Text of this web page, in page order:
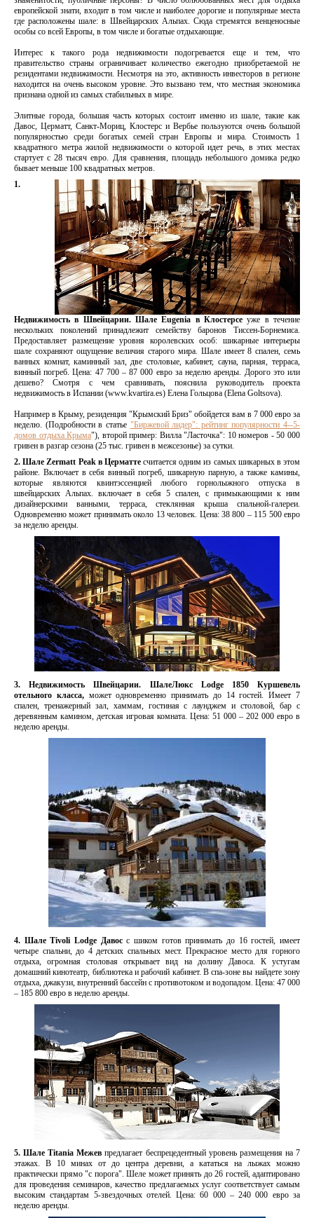
европейской знати, входит в том числе и наиболее дорогие и популярные места
где расположены шале: в Швейцарских Альпах. Сюда стремятся венценосные
особы со всей Европы, в том числе и богатые отдыхающие.
Интерес к такого рода недвижимости подогревается еще и тем, что
правительство страны ограничивает количество ежегодно приобретаемой не
резидентами недвижимости. Несмотря на это, активность инвесторов в регионе
находится на очень высоком уровне. Это вызвано тем, что местная экономика
признана одной из самых стабильных в мире.
Элитные города, большая часть которых состоит именно из шале, такие как
Давос, Церматт, Санкт-Мориц, Клостерс и Вербье пользуются очень большой
популярностью среди богатых семей стран Европы и мира. Стоимость 1
квадратного метра жилой недвижимости о которой идет речь, в этих местах
стартует с 28 тысяч евро. Для сравнения, площадь небольшого домика редко
бывает меньше 100 квадратных метров.
1.
Недвижимость в Швейцарии. Шале Eugenia в Клостерсеуже в течение
нескольких поколений принадлежит семейству баронов Тиссен-Борнемиса.
Предоставляет размещение уровня королевских особ: шикарные интерьеры
шале сохраняют ощущение величия старого мира. Шале имеет 8 спален, семь
ванных комнат, каминный зал, две столовые, кабинет, сауна, парная, терраса,
винный погреб. Цена: 47 700 – 87 000 евро за неделю аренды. Дорого это или
дешево? Смотря с чем сравнивать, пояснила руководитель проекта
недвижимость в Испании (www.kvartira.es) Елена Гольцова (Elena Goltsova).
Например в Крыму, резиденция "Крымский Бриз" обойдется вам в 7 000 евро за
неделю. (Подробности в статье "Биржевой лидер": рейтинг популярности 4--5-
домов отдыха Крыма"), второй пример: Вилла "Ласточка": 10 номеров - 50 000
гривен в разгар сезона (25 тыс. гривен в межсезонье) за сутки.
2. Шале Zermatt Peak в Церматте считается одним из самых шикарных в этом
районе. Включает в себя винный погреб, шикарную парную, а также камины,
которые являются квинтэссенцией любого горнолыжного отпуска в
швейцарских Альпах. включает в себя 5 спален, с примыкающими к ним
дизайнерскими ванными, терраса, стеклянная крыша спальной-галереи.
Одновременно может принимать около 13 человек. Цена: 38 800 – 115 500 евро
за неделю аренды.
3. Недвижимость Швейцарии. ШалеЛюкс Lodge 1850 Куршевель
отельного класса, может одновременно принимать до 14 гостей. Имеет 7
спален, тренажерный зал, хаммам, гостиная с лаунджем и столовой, бар с
деревянным камином, детская игровая комната. Цена: 51 000 – 202 000 евро в
неделю аренды.
4. Шале Tivoli Lodge Давос с шиком готов принимать до 16 гостей, имеет
четыре спальни, до 4 детских спальных мест. Прекрасное место для горного
отдыха, огромная столовая открывает вид на долину Давоса. К устугам
домашний кинотеатр, библиотека и рабочий кабинет. В спа-зоне вы найдете зону
отдыха, джакузи, внутренний бассейн с противотоком и водопадом. Цена: 47 000
– 185 800 евро в неделю аренды.
5. Шале Titania Межевпредлагает беспрецедентный уровень размещения на 7
этажах. В 10 минах от до центра деревни, а кататься на лыжах можно
практически прямо "с порога". Шеле может принять до 26 гостей, адаптировано
для проведения семинаров, качество предлагаемых услуг соответствует самым
высоким стандартам 5-звездочных отелей. Цена: 60 000 – 240 000 евро за
неделю аренды.